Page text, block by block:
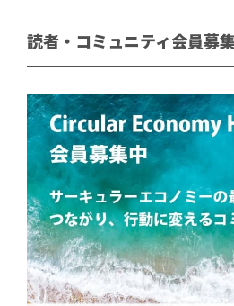
読者・コミュニティ会員募